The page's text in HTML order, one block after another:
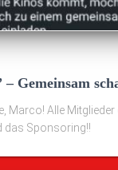
Gemeinsam
Marco! Alle
das Sponsoring!!